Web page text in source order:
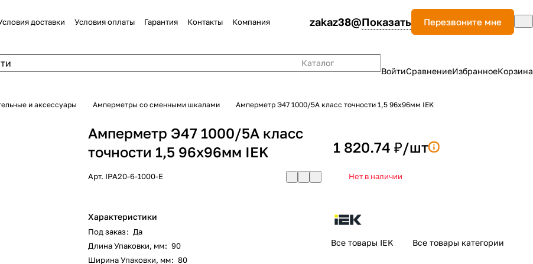
доставки Условия оплаты Гарантия Контакты Компания zakaz38@Показать Перезвоните мне
Каталог
ВойтиСравнениеИзбранноеКорзина
и аксессуары Амперметры со сменными шкалами Амперметр Э47 1000/5А класс точности 1,5 96х96мм IEK
Амперметр Э47 1000/5А класс
точности 1,5 96х96мм IEK
Арт. IPA20-6-1000-E
Характеристики
Под заказ: Да
Длина Упаковки, мм: 90
Ширина Упаковки, мм: 80
1 820.74 ₽/шт
Нет в наличии
Все товары IEK Все товары категории